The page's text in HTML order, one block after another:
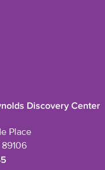
Discovery Center
Place
89106